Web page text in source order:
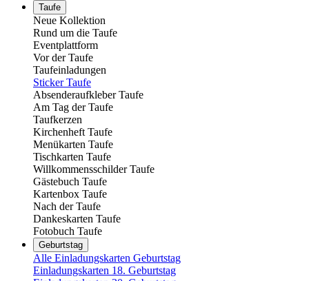
Taufe
Neue Kollektion
Rund um die Taufe
Eventplattform
Vor der Taufe
Taufeinladungen
Sticker Taufe
Absenderaufkleber Taufe
Am Tag der Taufe
Taufkerzen
Kirchenheft Taufe
Menükarten Taufe
Tischkarten Taufe
Willkommensschilder Taufe
Gästebuch Taufe
Kartenbox Taufe
Nach der Taufe
Dankeskarten Taufe
Fotobuch Taufe
Geburtstag
Alle Einladungskarten Geburtstag
Einladungskarten 18. Geburtstag